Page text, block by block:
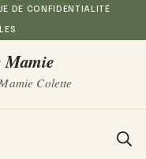
DE CONFIDENTIALITÉ
Mamie
Colette